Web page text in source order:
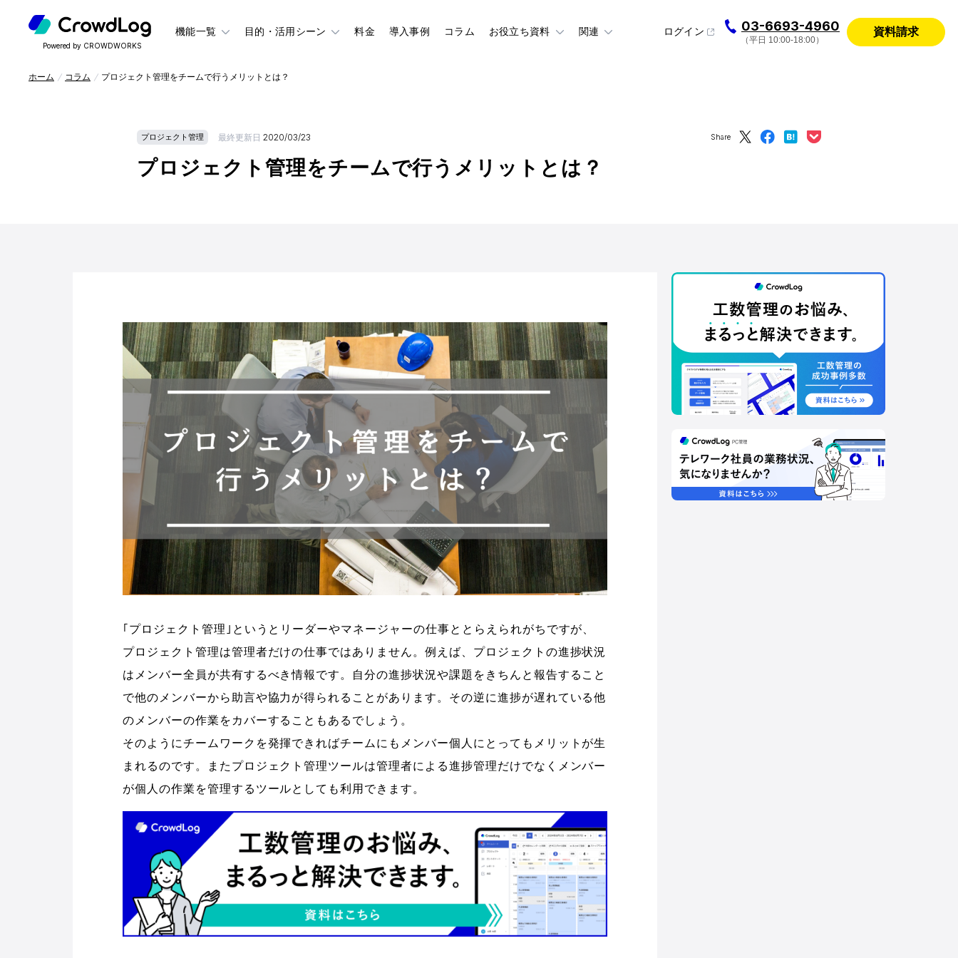
Powered by CROWDWORKS
機能一覧 目的・活用シーン 料金 導入事例 コラム お役立ち資料 関連 ログイン 03-6693-4960
（平日 10:00-18:00）
資料請求
ホーム コラム プロジェクト管理をチームで行うメリットとは？
プロジェクト管理 最終更新日 2020/03/23
プロジェクト管理をチームで行うメリットとは？
Share
｢プロジェクト管理｣というとリーダーやマネージャーの仕事ととらえられがちですが、
プロジェクト管理は管理者だけの仕事ではありません。例えば、プロジェクトの進捗状況
はメンバー全員が共有するべき情報です。自分の進捗状況や課題をきちんと報告すること
で他のメンバーから助言や協力が得られることがあります。その逆に進捗が遅れている他
のメンバーの作業をカバーすることもあるでしょう。
そのようにチームワークを発揮できればチームにもメンバー個人にとってもメリットが生
まれるのです。またプロジェクト管理ツールは管理者による進捗管理だけでなくメンバー
が個人の作業を管理するツールとしても利用できます。